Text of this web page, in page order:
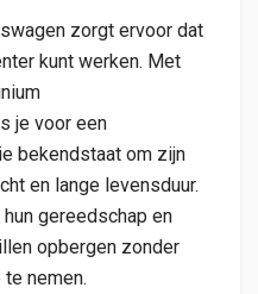
zorgt ervoor dat
kunt werken. Met
je voor een
bekendstaat om zijn
en lange levensduur.
gereedschap en
opbergen zonder
nemen.